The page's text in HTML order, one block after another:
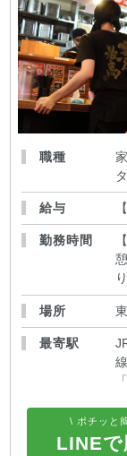
職種
給与
勤務時間
場所
最寄駅
\ ポチッと
LINEで